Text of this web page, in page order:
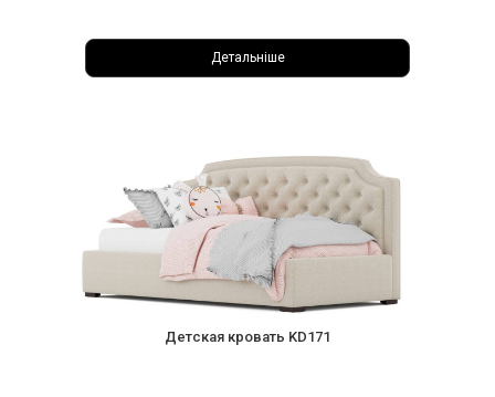
Детальніше
Детская кровать KD171